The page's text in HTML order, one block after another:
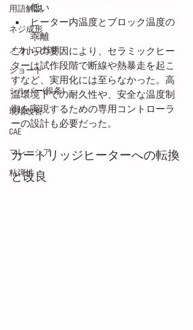
用語解説
ネジ成形
メカトロ技術
ショート
シルバー(銀条)
現場改善
CAE
マレーシア
粘弾性
低い
ヒーター内温度とブロック温度の
乖離
これらの要因により、セラミックヒー
ターは試作段階で断線や熱暴走を起こ
すなど、実用化には至らなかった。高
温環境下での耐久性や、安全な温度制
御を実現するための専用コントローラ
ーの設計も必要だった。
カートリッジヒーターへの転換
と改良